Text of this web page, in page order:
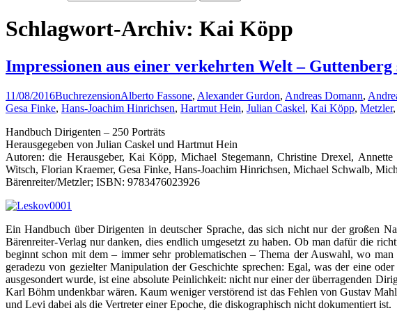
Schlagwort-Archiv: Kai Köpp
Impressionen aus einer verkehrten Welt – Guttenberg
11/08/2016BuchrezensionAlberto Fassone, Alexander Gurdon, Andreas Domann,
Gesa Finke, Hans-Joachim Hinrichsen, Hartmut Hein, Julian Caskel, Kai Köpp, Metzler,
Handbuch Dirigenten – 250 Porträts
Herausgegeben von Julian Caskel und Hartmut Hein
Autoren: die Herausgeber, Kai Köpp, Michael Stegemann, Christine Drexel,
Witsch, Florian Kraemer, Gesa Finke, Hans-Joachim Hinrichsen, Michael Schwalb,
Bärenreiter/Metzler; ISBN: 9783476023926
Ein Handbuch über Dirigenten in deutscher Sprache, das sich nicht nur der großen
Bärenreiter-Verlag nur danken, dies endlich umgesetzt zu haben. Ob man dafür die
beginnt schon mit dem – immer sehr problematischen – Thema der Auswahl, wo
geradezu von gezielter Manipulation der Geschichte sprechen: Egal, was der eine
ausgesondert wurde, ist eine absolute Peinlichkeit: nicht nur einer der überragenden
Karl Böhm undenkbar wären. Kaum weniger verstörend ist das Fehlen von Gustav
und Levi dabei als die Vertreter einer Epoche, die diskographisch nicht dokumentiert ist.